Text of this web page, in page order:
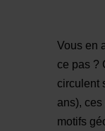
Vous en
ce pas ?
circulent
ans),
motifs